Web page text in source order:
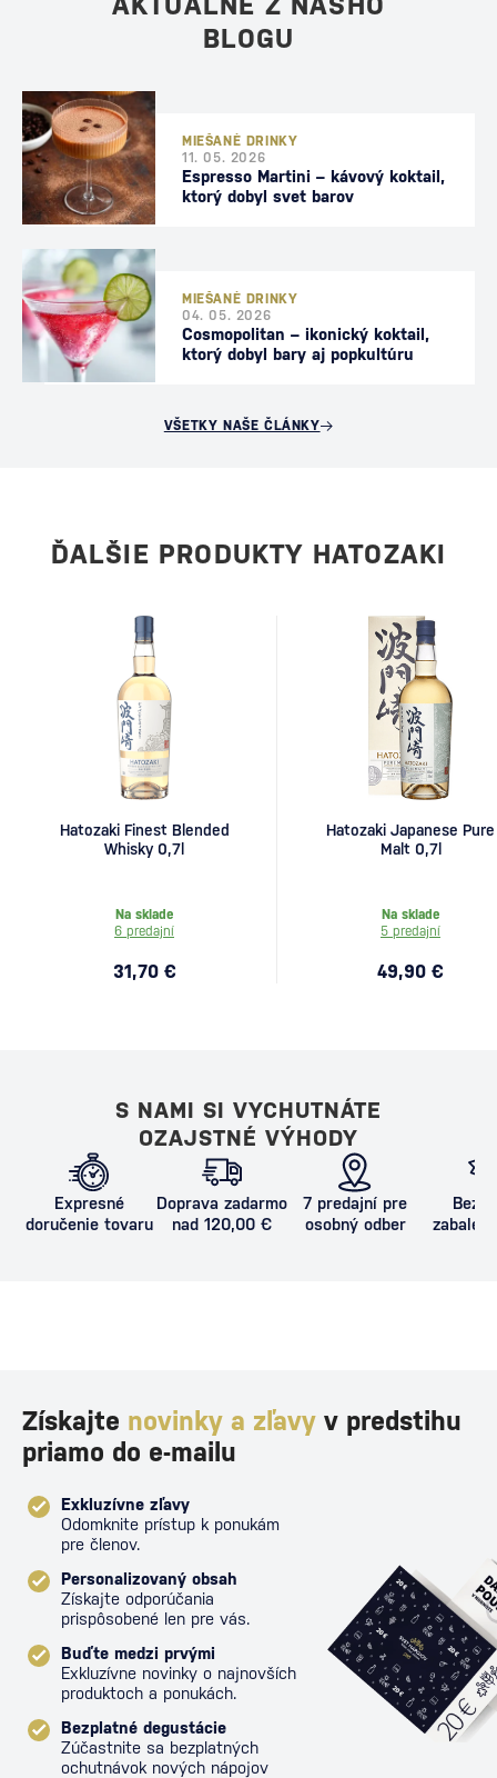
BLOGU
MIEŠANÉ DRINKY
11. 05. 2026
Espresso Martini – kávový koktail,
ktorý dobyl svet barov
MIEŠANÉ DRINKY
04. 05. 2026
Cosmopolitan – ikonický koktail,
ktorý dobyl bary aj popkultúru
VŠETKY NAŠE ČLÁNKY
ĎALŠIE PRODUKTY HATOZAKI
Hatozaki Finest Blended
Whisky 0,7l
Na sklade
6 predajní
31,70 €
Hatozaki Japanese Pure
Malt 0,7l
Na sklade
5 predajní
49,90 €
S NAMI SI VYCHUTNÁTE
OZAJSTNÉ VÝHODY
Expresné
doručenie tovaru
Doprava zadarmo
nad 120,00 €
7 predajní pre
osobný odber
Získajte novinky a zľavy v predstihu
priamo do e-mailu
Exkluzívne zľavy
Odomknite prístup k ponukám
pre členov.
Personalizovaný obsah
Získajte odporúčania
prispôsobené len pre vás.
Buďte medzi prvými
Exkluzívne novinky o najnovších
produktoch a ponukách.
Bezplatné degustácie
Zúčastnite sa bezplatných
ochutnávok nových nápojov